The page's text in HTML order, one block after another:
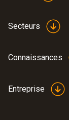
Secteurs
Connaissances
Entreprise